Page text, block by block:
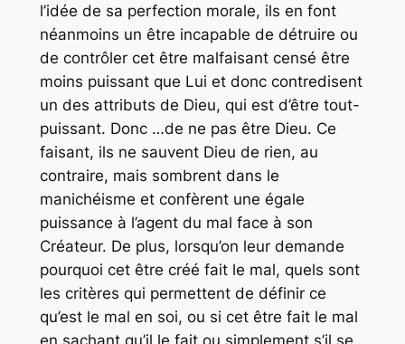
l’idée de sa perfection morale, ils en font
néanmoins un être incapable de détruire ou
de contrôler cet être malfaisant censé être
moins puissant que Lui et donc contredisent
un des attributs de Dieu, qui est d’être tout-
puissant. Donc …de ne pas être Dieu. Ce
faisant, ils ne sauvent Dieu de rien, au
contraire, mais sombrent dans le
manichéisme et confèrent une égale
puissance à l’agent du mal face à son
Créateur. De plus, lorsqu’on leur demande
pourquoi cet être créé fait le mal, quels sont
les critères qui permettent de définir ce
qu’est le mal en soi, ou si cet être fait le mal